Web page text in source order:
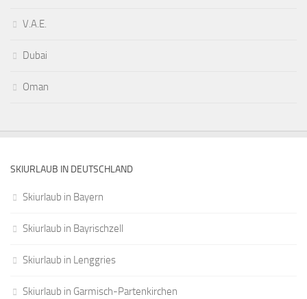
V.A.E.
Dubai
Oman
SKIURLAUB IN DEUTSCHLAND
Skiurlaub in Bayern
Skiurlaub in Bayrischzell
Skiurlaub in Lenggries
Skiurlaub in Garmisch-Partenkirchen